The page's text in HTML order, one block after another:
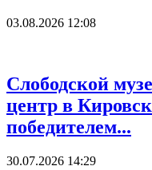
03.08.2026 12:08
Слободской
центр в
победителем...
30.07.2026 14:29